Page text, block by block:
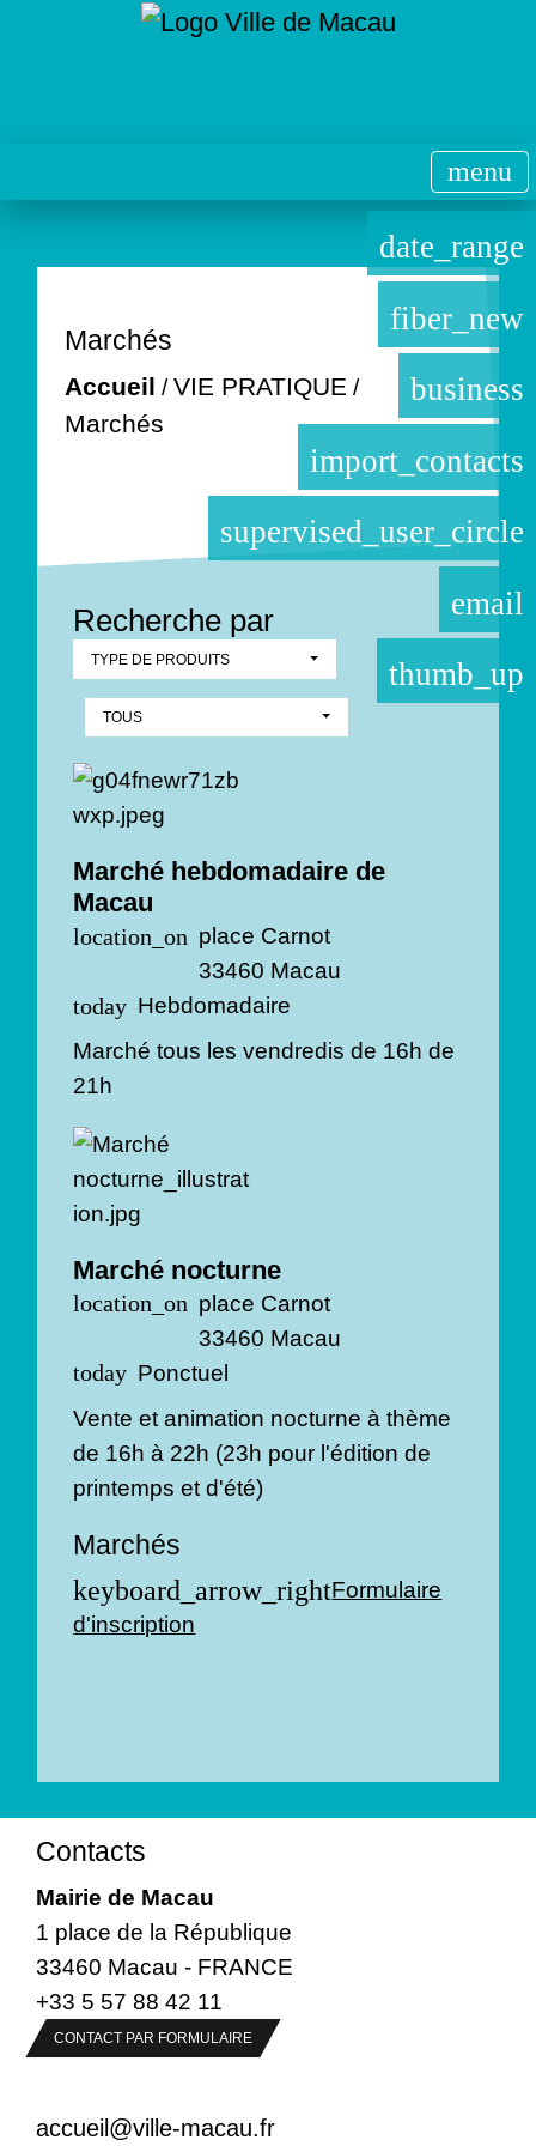
menu
Marchés
Accueil /VIE PRATIQUE /
Marchés
Recherche par
TYPE DE PRODUITS
TOUS
Marché hebdomadaire de
Macau
location_on place Carnot
33460 Macau
today Hebdomadaire
Marché tous les vendredis de 16h de
21h
Marché nocturne
location_on place Carnot
33460 Macau
today Ponctuel
Vente et animation nocturne à thème
de 16h à 22h (23h pour l'édition de
printemps et d'été)
Marchés
keyboard_arrow_rightFormulaire
d'inscription
date_range
fiber_new
business
import_contacts
supervised_user_circle
email
thumb_up
Contacts
Mairie de Macau
1 place de la République
33460 Macau - FRANCE
+33 5 57 88 42 11
CONTACT PAR FORMULAIRE
accueil@ville-macau.fr